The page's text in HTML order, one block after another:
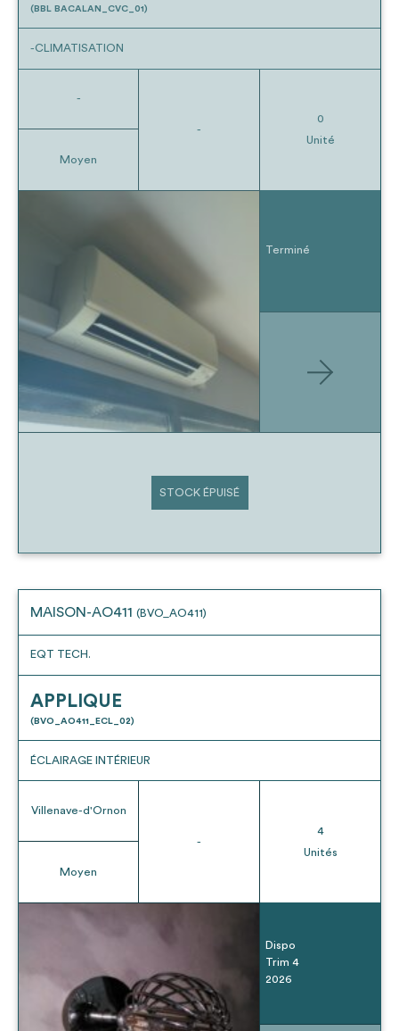
(BBL BACALAN_CVC_01)
-CLIMATISATION
-
Moyen
-
0
Unité
Terminé
STOCK ÉPUISÉ
MAISON-AO411 (BVO_AO411)
EQT TECH.
APPLIQUE
(BVO_AO411_ECL_02)
ÉCLAIRAGE INTÉRIEUR
Villenave-d'Ornon
Moyen
-
4
Unités
Dispo
Trim 4
2026